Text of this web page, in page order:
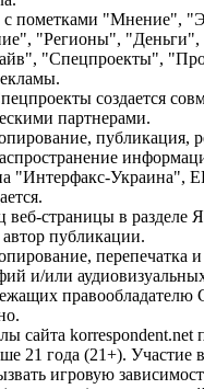
с пометками "Мнение",
"Регионы",
"Спецпроекты",
создается
партнерами.
публикация,
"Интерфакс-Украина",
веб-страницы в разделе
автор публикации.
перепечатка
и/или
правообладателю
сайта korrespondent.net
21 года (21+). Участие
игровую